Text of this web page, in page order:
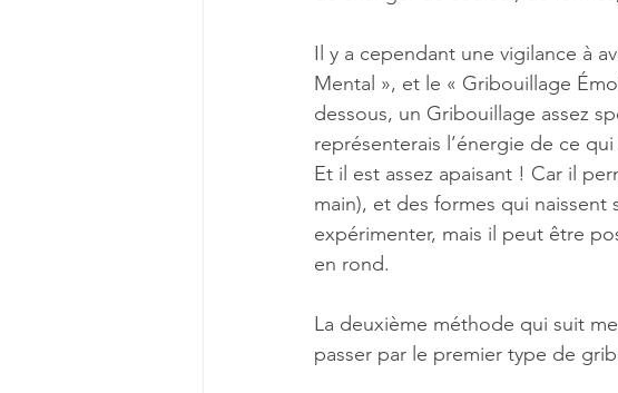
Il y a cependant une vigilance à
Mental », et le « Gribouillage
dessous, un Gribouillage assez
représenterais l’énergie de ce
Et il est assez apaisant ! Car il
main), et des formes qui naissent
expérimenter, mais il peut être
en rond.
La deuxième méthode qui suit
passer par le premier type de